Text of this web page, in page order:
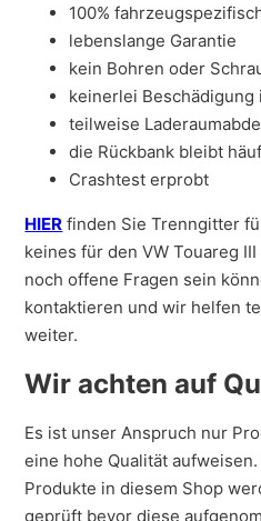
100%
lebenslange Garantie
kein Bohren oder
keinerlei Beschädigung
teilweise
die Rückbank bleibt
Crashtest erprobt
HIER finden Sie Trenngitter
keines für den VW Touareg
noch offene Fragen sein
kontaktieren und wir helfen
weiter.
Wir achten auf
Es ist unser Anspruch nur
eine hohe Qualität
Produkte in diesem Shop
geprüft bevor diese